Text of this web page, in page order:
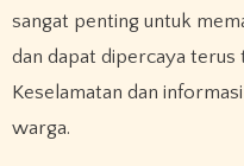
sangat penting untuk
dan dapat dipercaya terus
Keselamatan dan
warga.